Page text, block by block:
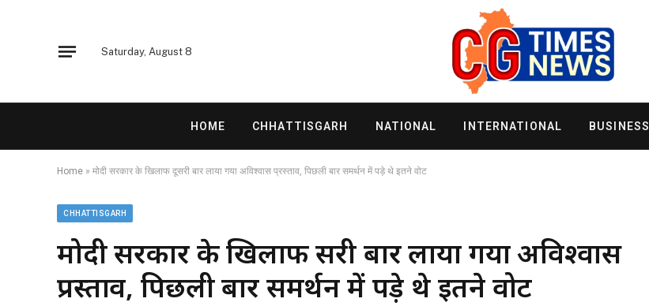
Saturday, August 8
HOME CHHATTISGARH NATIONAL INTERNATIONAL BUSINESS
Home » मोदी सरकार के खिलाफ दूसरी बार लाया गया अविश्वास प्रस्ताव, पिछली बार समर्थन में पड़े थे इतने वोट
CHHATTISGARH
मोदी सरकार के खिलाफ दूसरी बार लाया गया अविश्वास
प्रस्ताव, पिछली बार समर्थन में पड़े थे इतने वोट